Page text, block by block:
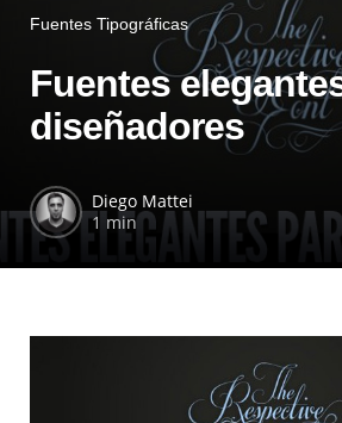
Fuentes Tipográficas
Fuentes
diseñadores
Diego Mattei
1 min